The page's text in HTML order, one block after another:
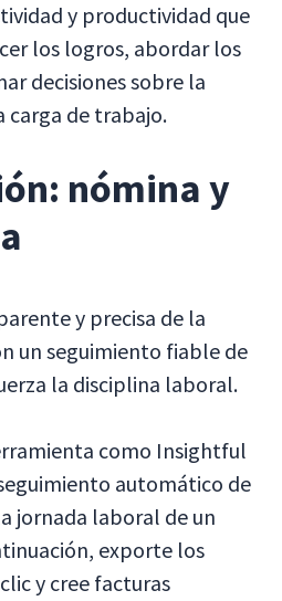
y productividad que
los logros, abordar los
decisiones sobre la
carga de trabajo.
nómina y
y precisa de la
un seguimiento fiable de
la disciplina laboral.
como Insightful
automático de
jornada laboral de un
exporte los
y cree facturas